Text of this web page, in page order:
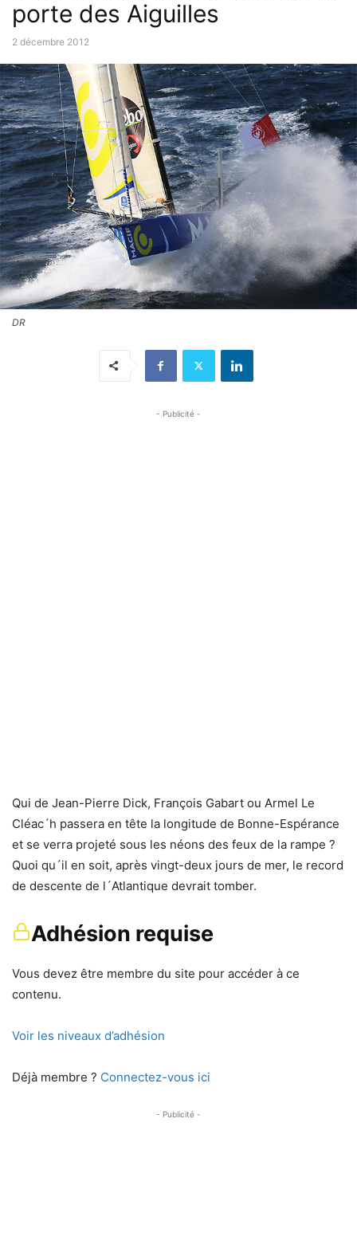
porte des Aiguilles
2 décembre 2012
DR
- Publicité -
Qui de Jean-Pierre Dick, François Gabart ou Armel Le
Cléac´h passera en tête la longitude de Bonne-Espérance
et se verra projeté sous les néons des feux de la rampe ?
Quoi qu´il en soit, après vingt-deux jours de mer, le record
de descente de l´Atlantique devrait tomber.
Adhésion requise
Vous devez être membre du site pour accéder à ce
contenu.
Voir les niveaux d’adhésion
Déjà membre ? Connectez-vous ici
- Publicité -